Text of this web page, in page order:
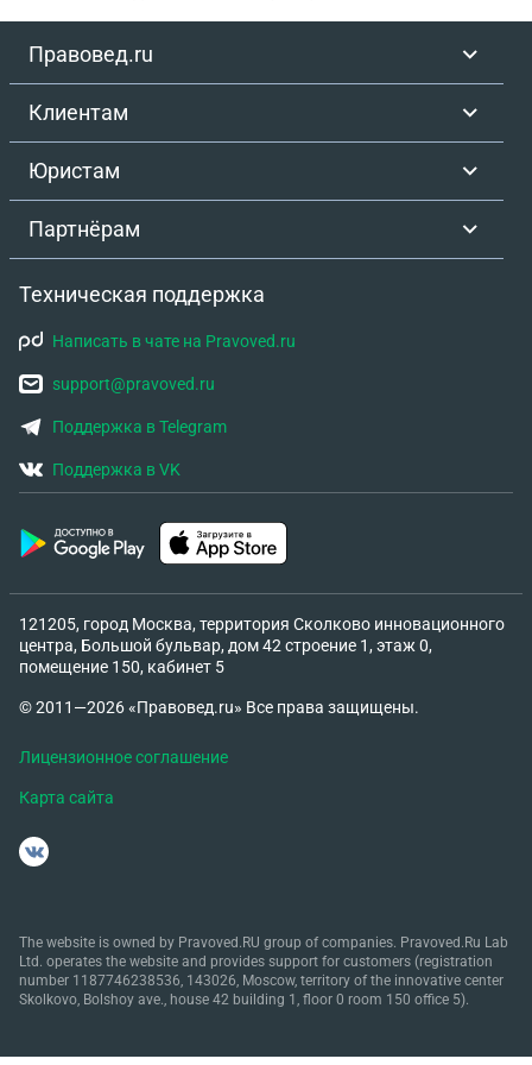
Правовед.ru
Клиентам
Юристам
Партнёрам
Техническая поддержка
Написать в чате на Pravoved.ru
support@pravoved.ru
Поддержка в Telegram
Поддержка в VK
121205, город Москва, территория Сколково инновационного
центра, Большой бульвар, дом 42 строение 1, этаж 0,
помещение 150, кабинет 5
© 2011—2026 «Правовед.ru» Все права защищены.
Лицензионное соглашение
Карта сайта
The website is owned by Pravoved.RU group of companies. Pravoved.Ru Lab
Ltd. operates the website and provides support for customers (registration
number 1187746238536, 143026, Moscow, territory of the innovative center
Skolkovo, Bolshoy ave., house 42 building 1, floor 0 room 150 office 5).